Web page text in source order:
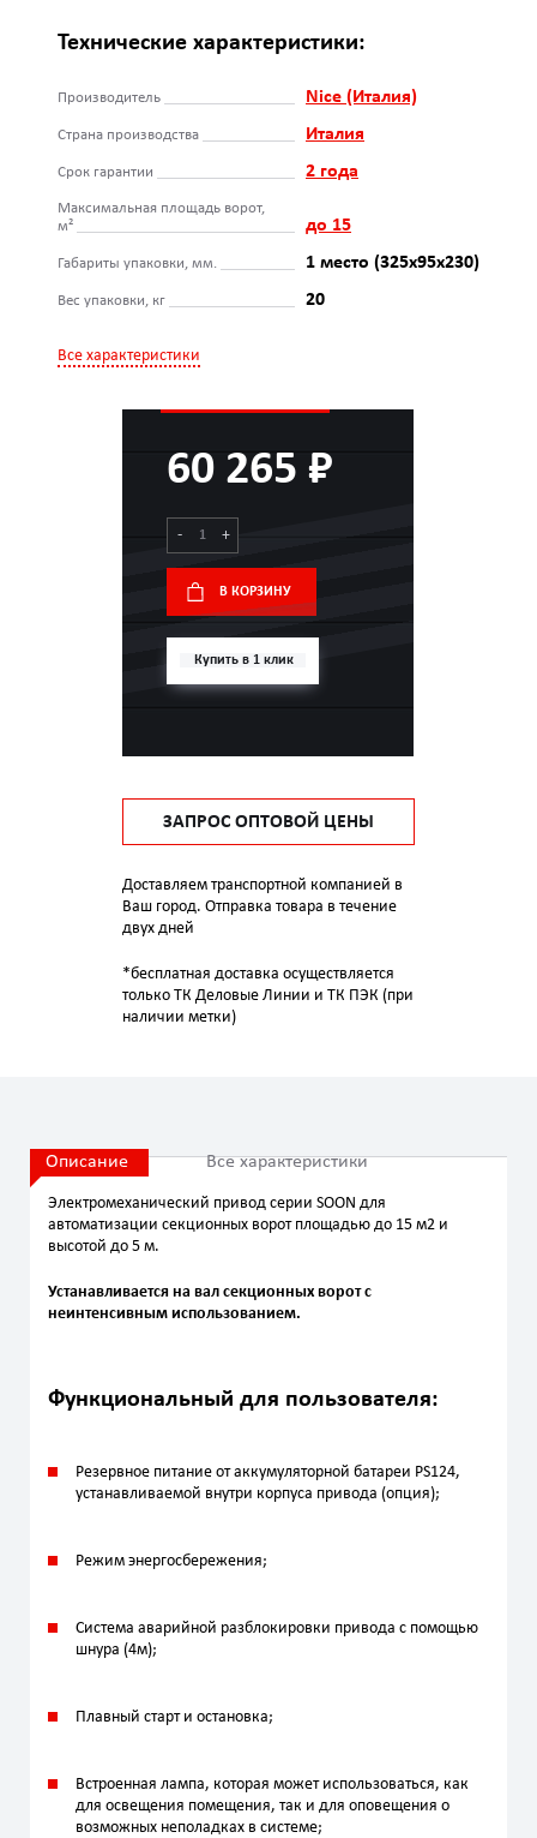
Технические характеристики:
Производитель Nice (Италия)
Страна производства Италия
Срок гарантии 2 года
Максимальная площадь ворот,
м²
до 15
Габариты упаковки, мм. 1 место (325х95х230)
Вес упаковки, кг 20
Все характеристики
60 265 ₽
- +
В КОРЗИНУ
Купить в 1 клик
ЗАПРОС ОПТОВОЙ ЦЕНЫ
Доставляем транспортной компанией в
Ваш город. Отправка товара в течение
двух дней
*бесплатная доставка осуществляется
только ТК Деловые Линии и ТК ПЭК (при
наличии метки)
Описание Все характеристики
Электромеханический привод серии SOON для
автоматизации секционных ворот площадью до 15 м2 и
высотой до 5 м.
Устанавливается на вал секционных ворот с
неинтенсивным использованием.
Функциональный для пользователя:
Резервное питание от аккумуляторной батареи PS124,
устанавливаемой внутри корпуса привода (опция);
Режим энергосбережения;
Система аварийной разблокировки привода с помощью
шнура (4м);
Плавный старт и остановка;
Встроенная лампа, которая может использоваться, как
для освещения помещения, так и для оповещения о
возможных неполадках в системе;